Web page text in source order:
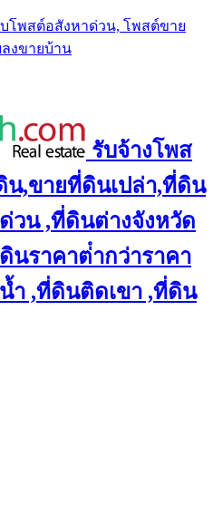
โพสต์อสังหาด่วน, โพสต์ขาย
งขายบ้าน
รับจ้างโพส
น,ขายที่ดินเปล่า,ที่ดิน
น ,ที่ดินต่างจังหวัด
นราคาต่ํากว่าราคา
ำ ,ที่ดินติดเขา ,ที่ดิน